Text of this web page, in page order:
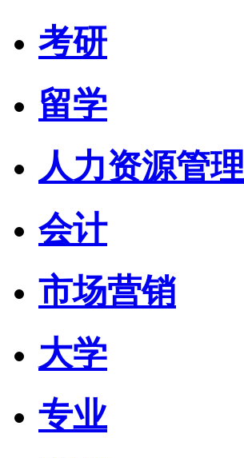
考研
留学
人力资源管理
会计
市场营销
大学
专业